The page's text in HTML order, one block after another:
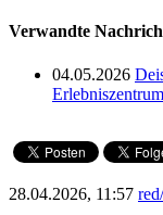
Verwandte
04.05.2026
28.04.2026, 11:57